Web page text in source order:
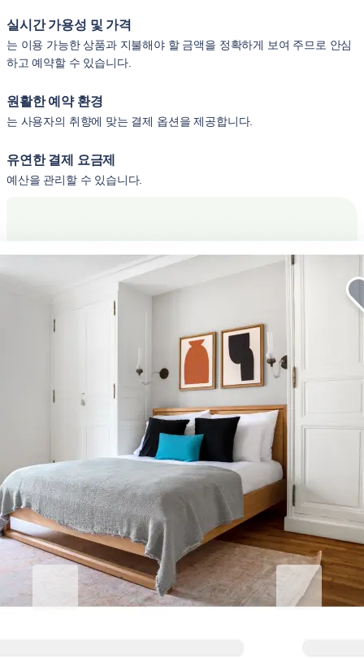
실시간 가용성 및 가격
는 이용 가능한 상품과 지불해야 할 금액을 정확하게 보여 주므로 안심
하고 예약할 수 있습니다.
원활한 예약 환경
는 사용자의 취향에 맞는 결제 옵션을 제공합니다.
유연한 결제 요금제
예산을 관리할 수 있습니다.
기업 숙박의 품격을 높이세요